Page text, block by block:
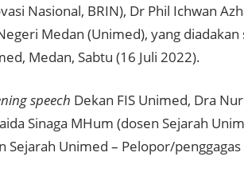
Nasional, BRIN), Dr Phil Ichwan
Medan (Unimed), yang diadakan
Medan, Sabtu (16 Juli 2022).
speech Dekan FIS Unimed, Dra
Sinaga MHum (dosen Sejarah
Sejarah Unimed – Pelopor/